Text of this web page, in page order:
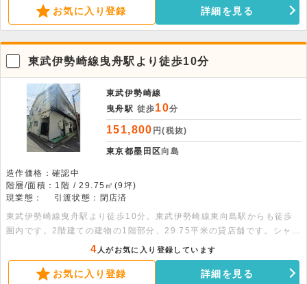
配BOX完備です。お気に入り登録 詳細を見る
東武伊勢崎線曳舟駅より徒歩10分
東武伊勢崎線
曳舟駅 徒歩10分
151,800 円(税抜)
東京都墨田区向島
造作価格：確認中
階層/面積：1階 / 29.75㎡(9坪)
現業態：
引渡状態：閉店済
東武伊勢崎線曳舟駅より徒歩10分。東武伊勢崎線東向島駅からも徒歩
圏内です。2階建ての建物の1階部分、29.75平米の貸店舗です。シャワ
ー・トイレ・キッチン・収納スペース・給湯・都市ガス・エアコン・宅
配BOX完備です。
4 人がお気に入り登録しています
お気に入り登録 詳細を見る